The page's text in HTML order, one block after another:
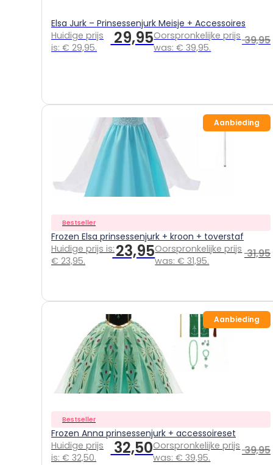
Elsa Jurk – Prinsessenjurk Meisje + Accessoires
39,95
Oorspronkelijke prijs
was: € 39,95.
29,95
Huidige prijs
is: € 29,95.
Bestseller
Frozen Elsa prinsessenjurk + kroon + toverstaf
31,95
Oorspronkelijke prijs
was: € 31,95.
23,95
Huidige prijs is:
€ 23,95.
Aanbieding
Bestseller
Frozen Anna prinsessenjurk + accessoireset
39,95
Oorspronkelijke prijs
was: € 39,95.
32,50
Huidige prijs
is: € 32,50.
Aanbieding